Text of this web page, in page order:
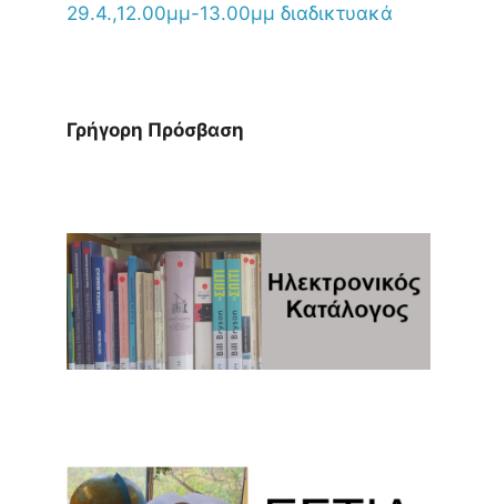
29.4.,12.00μμ-13.00μμ διαδικτυακά
Γρήγορη Πρόσβαση